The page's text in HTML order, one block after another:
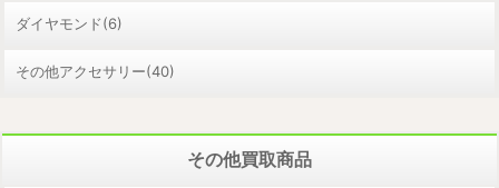
ダイヤモンド(6)
その他アクセサリー(40)
その他買取商品